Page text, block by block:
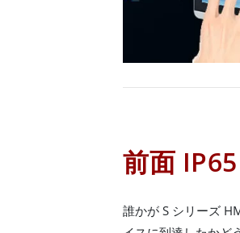
前面
誰かが S シリーズ